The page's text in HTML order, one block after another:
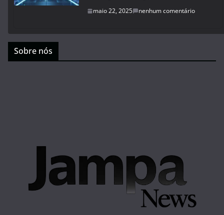
maio 22, 2025 nenhum comentário
Sobre nós